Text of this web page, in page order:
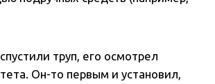
труп, его осмотрел
Он-то первым и установил,